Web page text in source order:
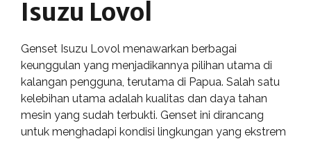
Isuzu Lovol
Genset Isuzu Lovol menawarkan berbagai
keunggulan yang menjadikannya pilihan utama di
kalangan pengguna, terutama di Papua. Salah satu
kelebihan utama adalah kualitas dan daya tahan
mesin yang sudah terbukti. Genset ini dirancang
untuk menghadapi kondisi lingkungan yang ekstrem